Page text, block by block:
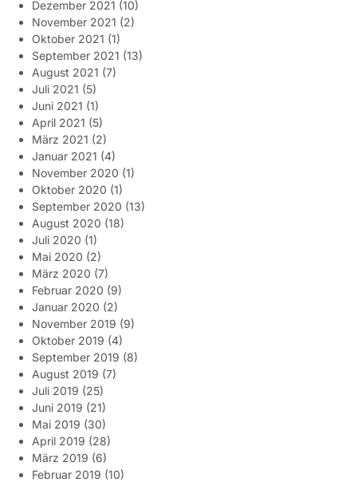
Dezember 2021 (10)
November 2021 (2)
Oktober 2021 (1)
September 2021 (13)
August 2021 (7)
Juli 2021 (5)
Juni 2021 (1)
April 2021 (5)
März 2021 (2)
Januar 2021 (4)
November 2020 (1)
Oktober 2020 (1)
September 2020 (13)
August 2020 (18)
Juli 2020 (1)
Mai 2020 (2)
März 2020 (7)
Februar 2020 (9)
Januar 2020 (2)
November 2019 (9)
Oktober 2019 (4)
September 2019 (8)
August 2019 (7)
Juli 2019 (25)
Juni 2019 (21)
Mai 2019 (30)
April 2019 (28)
März 2019 (6)
Februar 2019 (10)